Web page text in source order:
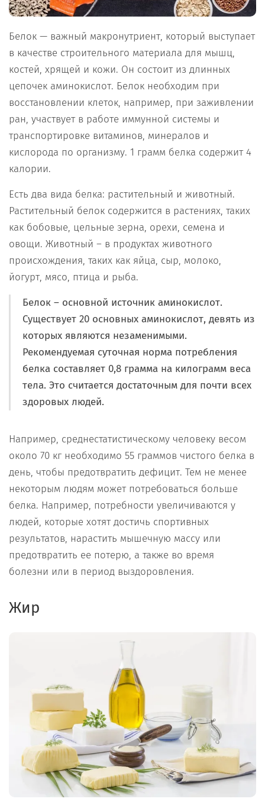
Белок — важный макронутриент, который выступает
в качестве строительного материала для мышц,
костей, хрящей и кожи. Он состоит из длинных
цепочек аминокислот. Белок необходим при
восстановлении клеток, например, при заживлении
ран, участвует в работе иммунной системы и
транспортировке витаминов, минералов и
кислорода по организму. 1 грамм белка содержит 4
калории.
Есть два вида белка: растительный и животный.
Растительный белок содержится в растениях, таких
как бобовые, цельные зерна, орехи, семена и
овощи. Животный – в продуктах животного
происхождения, таких как яйца, сыр, молоко,
йогурт, мясо, птица и рыба.
Белок – основной источник аминокислот.
Существует 20 основных аминокислот, девять из
которых являются незаменимыми.
Рекомендуемая суточная норма потребления
белка составляет 0,8 грамма на килограмм веса
тела. Это считается достаточным для почти всех
здоровых людей.
Например, среднестатистическому человеку весом
около 70 кг необходимо 55 граммов чистого белка в
день, чтобы предотвратить дефицит. Тем не менее
некоторым людям может потребоваться больше
белка. Например, потребности увеличиваются у
людей, которые хотят достичь спортивных
результатов, нарастить мышечную массу или
предотвратить ее потерю, а также во время
болезни или в период выздоровления.
Жир